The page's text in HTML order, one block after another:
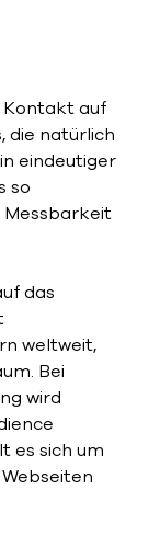
Kontakt auf
die natürlich
eindeutiger
so
das
weltweit,
Bei
wird
es sich um